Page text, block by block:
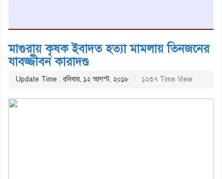
মাগুরায় কৃষক ইবাদত হত্যা মামলায় তিনজনের
যাবজ্জীবন কারাদণ্ড
Update Time : রবিবার, ১২ আগস্ট, ২০১৮ ১২৩৭ Time View